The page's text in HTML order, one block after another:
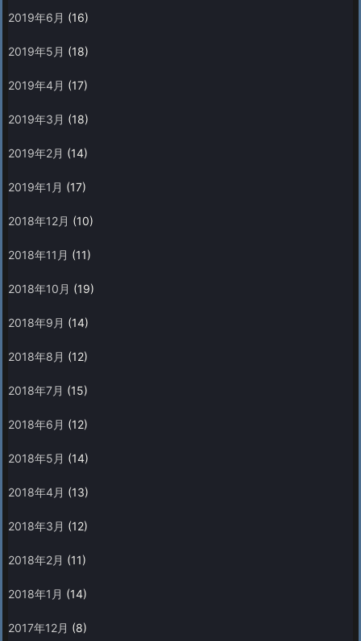
2019年6月 (16)
2019年5月 (18)
2019年4月 (17)
2019年3月 (18)
2019年2月 (14)
2019年1月 (17)
2018年12月 (10)
2018年11月 (11)
2018年10月 (19)
2018年9月 (14)
2018年8月 (12)
2018年7月 (15)
2018年6月 (12)
2018年5月 (14)
2018年4月 (13)
2018年3月 (12)
2018年2月 (11)
2018年1月 (14)
2017年12月 (8)